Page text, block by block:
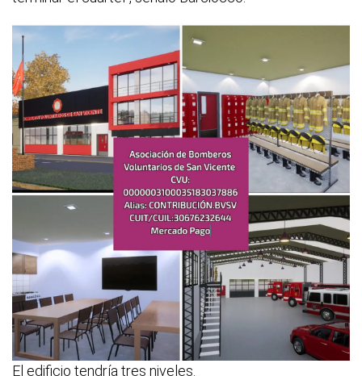
El edificio tendría tres niveles.